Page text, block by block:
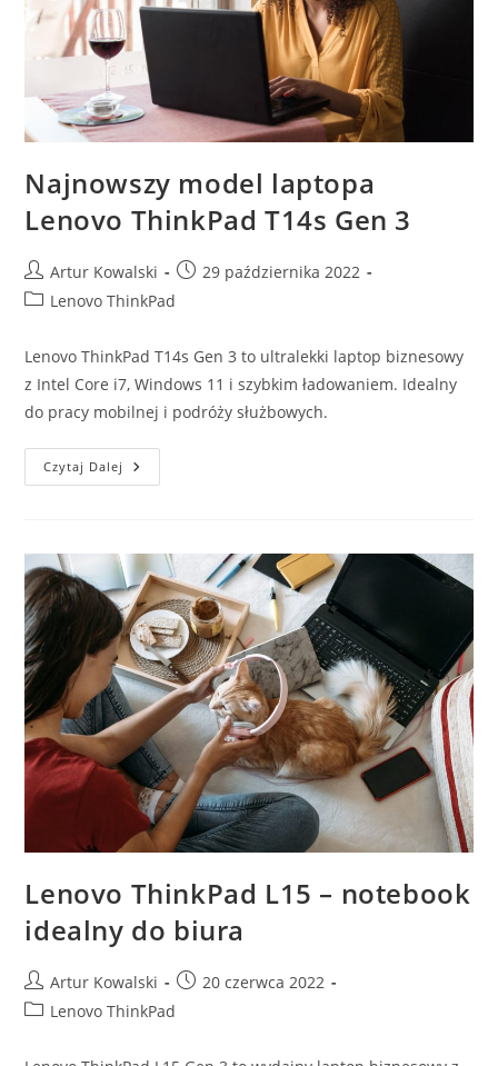
Najnowszy model laptopa
Lenovo ThinkPad T14s Gen 3
Post
author:
Artur Kowalski
Post29 października 2022
PostLenovo ThinkPad
Lenovo ThinkPad T14s Gen 3 to ultralekki laptop biznesowy
z Intel Core i7, Windows 11 i szybkim ładowaniem. Idealny
do pracy mobilnej i podróży służbowych.
Czytaj Dalej Najnowszy
Model
Gen
3
Lenovo ThinkPad L15 – notebook
idealny do biura
Post
author:
Artur Kowalski
Post20 czerwca 2022
PostLenovo ThinkPad